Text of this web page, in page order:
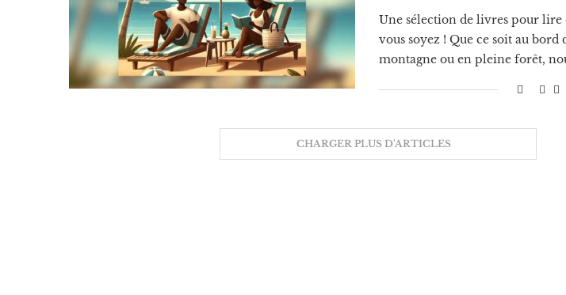
Une sélection de livres pour lire
vous soyez ! Que ce soit au bord
montagne ou en pleine forêt,
CHARGER PLUS D'ARTICLES